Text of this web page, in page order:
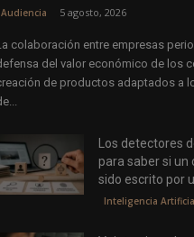
Audiencia 5 agosto, 2026
colaboración entre empresas
del valor económico de los
de productos adaptados a
Los detectores
para saber si un
sido escrito por
Inteligencia